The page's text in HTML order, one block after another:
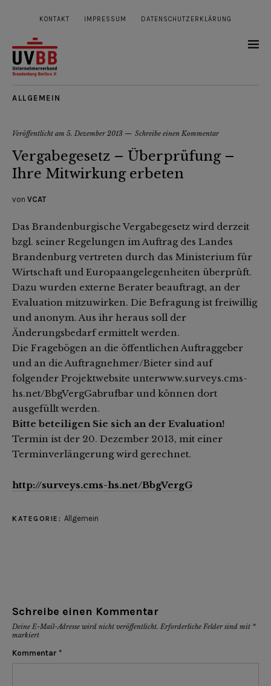
KONTAKT IMPRESSUM DATENSCHUTZERKLÄRUNG
ALLGEMEIN
Veröffentlicht am 5. Dezember 2013 Schreibe einen Kommentar
Vergabegesetz – Überprüfung –
Ihre Mitwirkung erbeten
von VCAT
Das Brandenburgische Vergabegesetz wird derzeit
bzgl. seiner Regelungen im Auftrag des Landes
Brandenburg vertreten durch das Ministerium für
Wirtschaft und Europaangelegenheiten überprüft.
Dazu wurden externe Berater beauftragt, an der
Evaluation mitzuwirken. Die Befragung ist freiwillig
und anonym. Aus ihr heraus soll der
Änderungsbedarf ermittelt werden.
Die Fragebögen an die öffentlichen Auftraggeber
und an die Auftragnehmer/Bieter sind auf
folgender Projektwebsite unterwww.surveys.cms-
hs.net/BbgVergGabrufbar und können dort
ausgefüllt werden.
Bitte beteiligen Sie sich an der Evaluation!
Termin ist der 20. Dezember 2013, mit einer
Terminverlängerung wird gerechnet.
http://surveys.cms-hs.net/BbgVergG
KATEGORIE: Allgemein
Schreibe einen Kommentar
Deine E-Mail-Adresse wird nicht veröffentlicht. Erforderliche Felder sind mit *
markiert
Kommentar *